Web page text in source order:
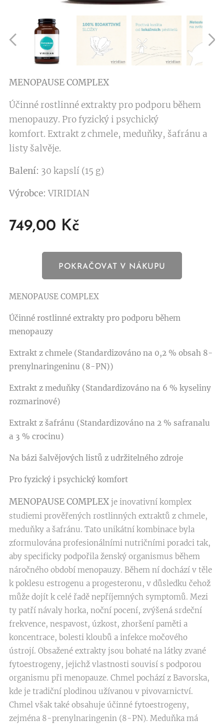
MENOPAUSE COMPLEX
Účinné rostlinné extrakty pro podporu během
menopauzy. Pro fyzický i psychický
komfort. Extrakt z chmele, meduňky, šafránu a
listy šalvěje.
Balení: 30 kapslí (15 g)
Výrobce: VIRIDIAN
749,00 Kč
POKRAČOVAT V NÁKUPU
MENOPAUSE COMPLEX
Účinné rostlinné extrakty pro podporu během
menopauzy
Extrakt z chmele (Standardizováno na 0,2 % obsah 8-
prenylnaringeninu (8-PN))
Extrakt z meduňky (Standardizováno na 6 % kyseliny
rozmarinové)
Extrakt z šafránu (Standardizováno na 2 % safranalu
a 3 % crocinu)
Na bázi šalvějových listů z udržitelného zdroje
Pro fyzický i psychický komfort
MENOPAUSE COMPLEX je inovativní komplex
studiemi prověřených rostlinných extraktů z chmele,
meduňky a šafránu. Tato unikátní kombinace byla
zformulována profesionálními nutričními poradci tak,
aby specificky podpořila ženský organismus během
náročného období menopauzy. Během ní dochází v těle
k poklesu estrogenu a progesteronu, v důsledku čehož
může dojít k celé řadě nepříjemných symptomů. Mezi
ty patří návaly horka, noční pocení, zvýšená srdeční
frekvence, nespavost, úzkost, zhoršení paměti a
koncentrace, bolesti kloubů a infekce močového
ústrojí. Obsažené extrakty jsou bohaté na látky zvané
fytoestrogeny, jejichž vlastnosti souvisí s podporou
organismu při menopauze. Chmel pochází z Bavorska,
kde je tradiční plodinou užívanou v pivovarnictví.
Chmel však také obsahuje účinné fytoestrogeny,
zejména 8-prenylnaringenin (8-PN). Meduňka má